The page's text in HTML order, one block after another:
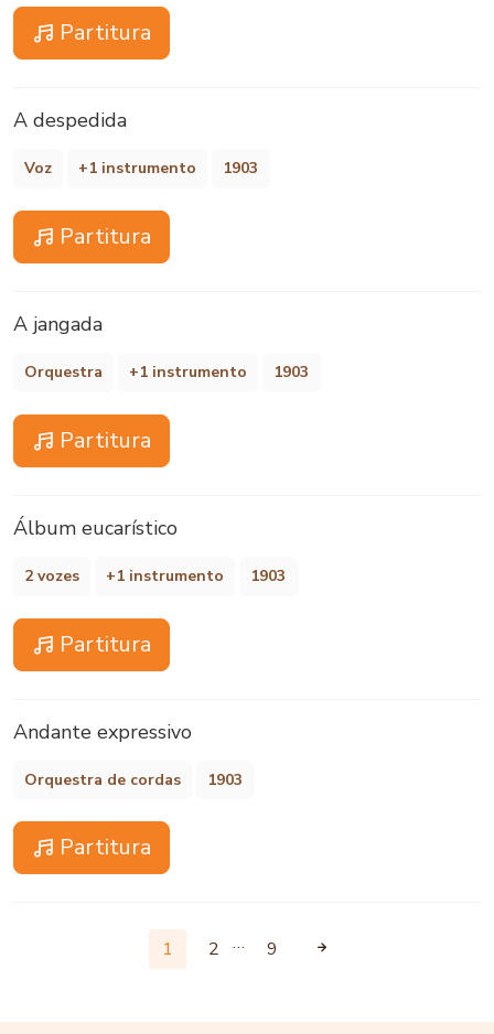
Partitura
A despedida
Voz +1 instrumento 1903
Partitura
A jangada
Orquestra +1 instrumento 1903
Partitura
Álbum eucarístico
2 vozes +1 instrumento 1903
Partitura
Andante expressivo
Orquestra de cordas 1903
Partitura
1 2 … 9